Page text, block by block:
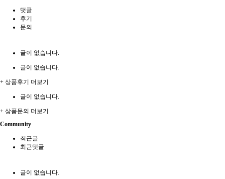
댓글
후기
문의
글이 없습니다.
글이 없습니다.
+ 상품후기 더보기
글이 없습니다.
+ 상품문의 더보기
Community
최근글
최근댓글
글이 없습니다.